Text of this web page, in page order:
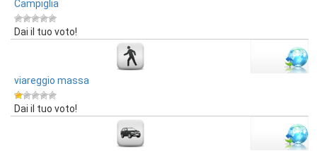
Campiglia
Dai il tuo voto!
viareggio massa
Dai il tuo voto!